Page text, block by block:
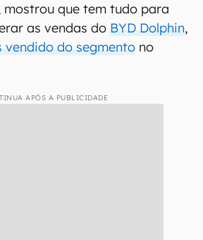
mostrou que tem tudo para
as vendas do BYD Dolphin,
vendido do segmento no
APÓS A PUBLICIDADE